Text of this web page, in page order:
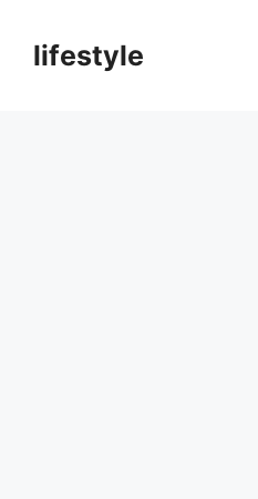
lifestyle